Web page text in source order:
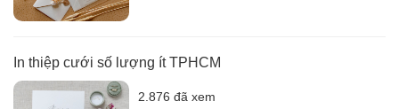
In thiệp cưới số lượng ít TPHCM
2.876 đã xem